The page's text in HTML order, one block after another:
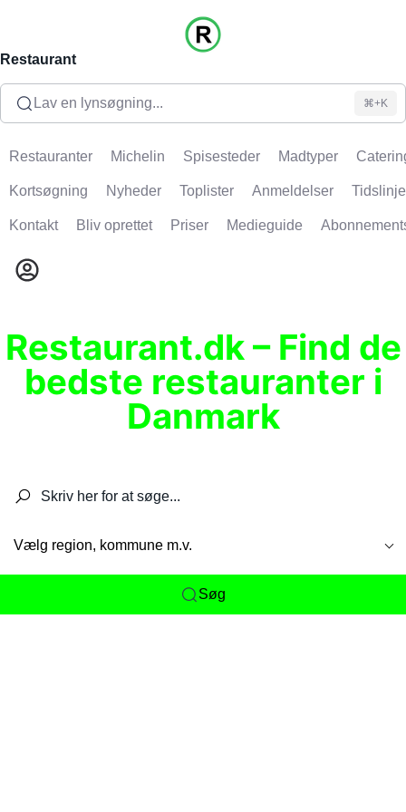
Restaurant
Lav en lynsøgning... ⌘+K
Restauranter Michelin Spisesteder Madtyper
Kortsøgning Nyheder Toplister Anmeldelser Tidslinje
Kontakt Bliv oprettet Priser Medieguide
Restaurant.dk – Find de
bedste restauranter i
Danmark
Vælg region, kommune m.v.
Søg